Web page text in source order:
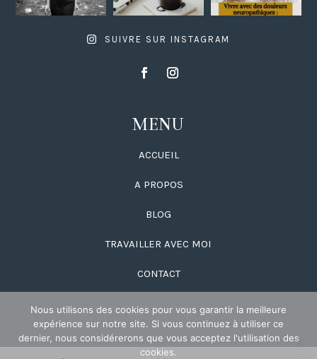
SUIVRE SUR INSTAGRAM
MENU
ACCUEIL
A PROPOS
BLOG
TRAVAILLER AVEC MOI
CONTACT
Nous utilisons des cookies pour vous garantir la meilleure
expérience sur notre site. Si vous continuez à utiliser ce
dernier, nous considérerons que vous acceptez l'utilisation des
cookies.